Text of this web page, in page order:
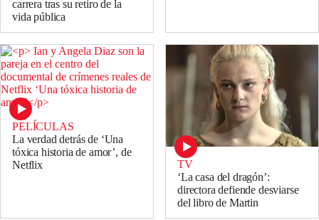
carrera tras su retiro de la
vida pública
PELÍCULAS
La verdad detrás de ‘Una
tóxica historia de amor’, de
Netflix
TV
‘La casa del dragón’:
directora defiende desviarse
del libro de Martin